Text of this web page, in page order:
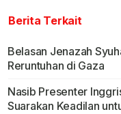
Berita Terkait
Belasan Jenazah
Reruntuhan di Gaza
Nasib Presenter
Suarakan Keadilan